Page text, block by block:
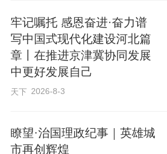
融合红色、研学、乡村旅
评“河北省文明旅游示范单
景区示范点”，并于2025年
评为国家4A级旅游景区。
大家觉得所有的辛苦和付出
牢记嘱托 感恩奋进·奋力谱
写中国式现代化建设河北篇
章丨在推进京津冀协同发展
中更好发展自己
天下 2026-8-3
瞭望·治国理政纪事｜英雄城
市再创辉煌